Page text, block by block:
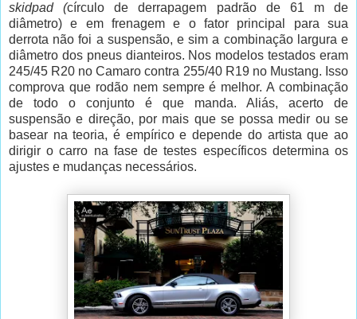
skidpad (círculo de derrapagem padrão de 61 m de
diâmetro) e em frenagem e o fator principal para sua
derrota não foi a suspensão, e sim a combinação largura e
diâmetro dos pneus dianteiros. Nos modelos testados eram
245/45 R20 no Camaro contra 255/40 R19 no Mustang. Isso
comprova que rodão nem sempre é melhor. A combinação
de todo o conjunto é que manda. Aliás, acerto de
suspensão e direção, por mais que se possa medir ou se
basear na teoria, é empírico e depende do artista que ao
dirigir o carro na fase de testes específicos determina os
ajustes e mudanças necessários.